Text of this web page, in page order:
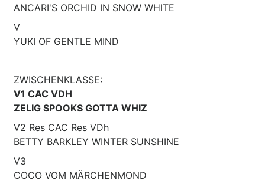
ANCARI'S ORCHID IN SNOW WHITE
V
YUKI OF GENTLE MIND
ZWISCHENKLASSE:
V1 CAC VDH
ZELIG SPOOKS GOTTA WHIZ
V2 Res CAC Res VDh
BETTY BARKLEY WINTER SUNSHINE
V3
COCO VOM MÄRCHENMOND